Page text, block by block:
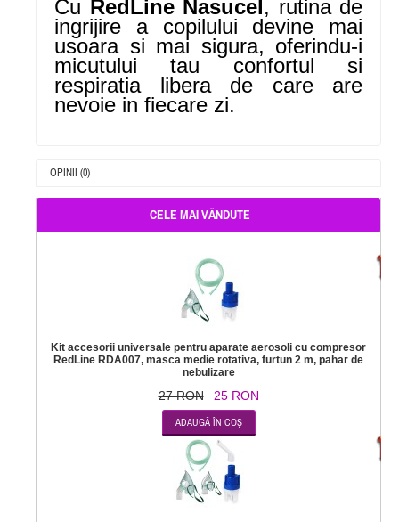
Cu RedLine Nasucel, rutina de
ingrijire a copilului devine mai
usoara si mai sigura, oferindu-i
micutului tau confortul si
respiratia libera de care are
nevoie in fiecare zi.
OPINII (0)
CELE MAI VÂNDUTE
Kit accesorii universale pentru aparate aerosoli cu compresor
RedLine RDA007, masca medie rotativa, furtun 2 m, pahar de
nebulizare
27 RON 25 RON